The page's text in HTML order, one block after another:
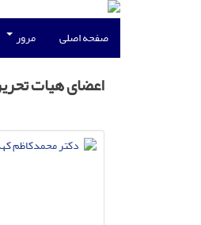
صفحه اصلی مرور
اعضای هیات